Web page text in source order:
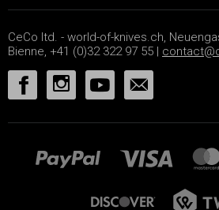
CeCo ltd. - world-of-knives.ch,
Bienne, +41 (0)32 322 97 55 |